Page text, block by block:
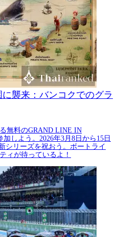
襲来：バンコクでのグラ
無料のGRAND LINE IN
しよう。2026年3月8日から15日
シリーズを祝おう。ボートライ
ィが待っているよ！